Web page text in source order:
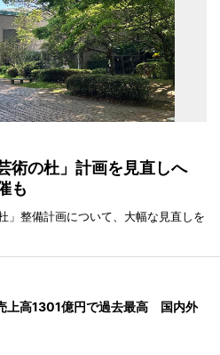
術の杜」計画を見直しへ
も
」整備計画について、大幅な見直しを
上高1301億円で過去最高 国内外